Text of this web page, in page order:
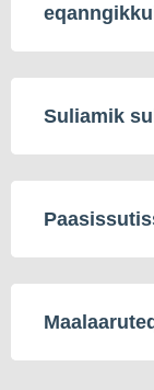
Suliamik